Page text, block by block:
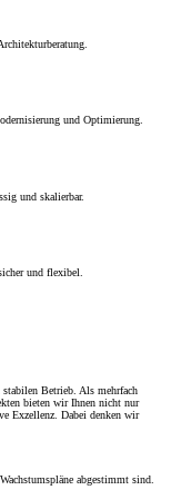
und Optimierung.
und skalierbar.
und flexibel.
stabilen Betrieb. Als mehrfach
bieten wir Ihnen nicht nur
Exzellenz. Dabei denken wir
abgestimmt sind.